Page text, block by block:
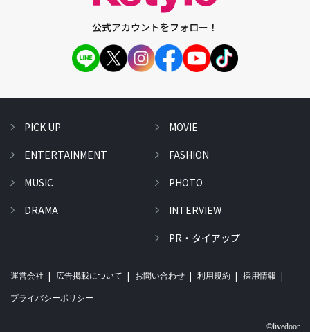
公式アカウントをフォロー！
PICK UP
ENTERTAINMENT
MUSIC
DRAMA
MOVIE
FASHION
PHOTO
INTERVIEW
PR・タイアップ
運営会社 広告掲載について お問い合わせ 利用規約 採用情報
プライバシーポリシー
©livedoor